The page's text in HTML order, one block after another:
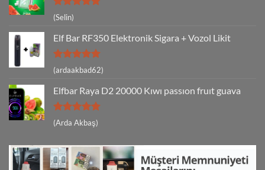
5 üzerinden
5
oy aldı
(Selin)
Elf Bar RF350 Elektronik Sigara + Vozol Likit
5 üzerinden
5
(ardaakbad62)
Elfbar Raya D2 20000 Kıwı passıon fruıt guava
5 üzerinden
5
(Arda Akbaş)